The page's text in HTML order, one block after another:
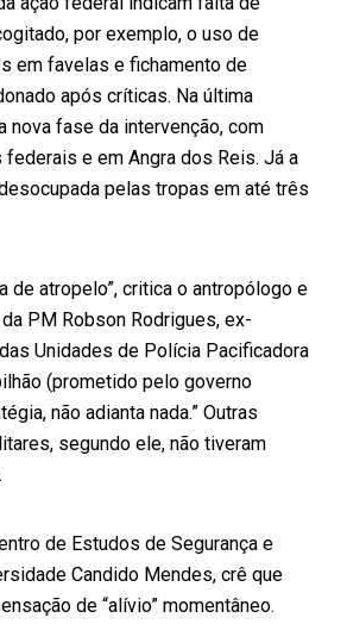
por exemplo, o uso de
em favelas e fichamento de
após críticas. Na última
nova fase da intervenção, com
e em Angra dos Reis. Já a
pelas tropas em até três
de atropelo”, critica o antropólogo e
PM Robson Rodrigues, ex-
Unidades de Polícia Pacificadora
(prometido pelo governo
não adianta nada.” Outras
segundo ele, não tiveram
de Estudos de Segurança e
Candido Mendes, crê que
de “alívio” momentâneo.